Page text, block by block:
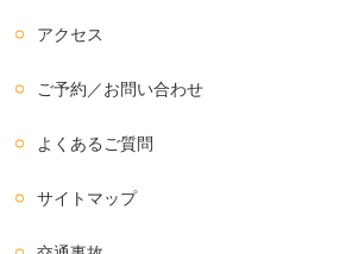
アクセス
ご予約／お問い合わせ
よくあるご質問
サイトマップ